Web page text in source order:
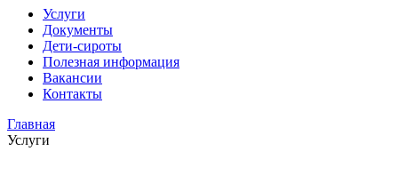
Услуги
Документы
Дети-сироты
Полезная информация
Вакансии
Контакты
Главная
Услуги